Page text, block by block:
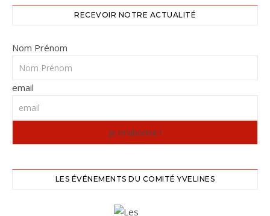
RECEVOIR NOTRE ACTUALITÉ
Nom Prénom
email
LES ÉVÉNEMENTS DU COMITÉ YVELINES